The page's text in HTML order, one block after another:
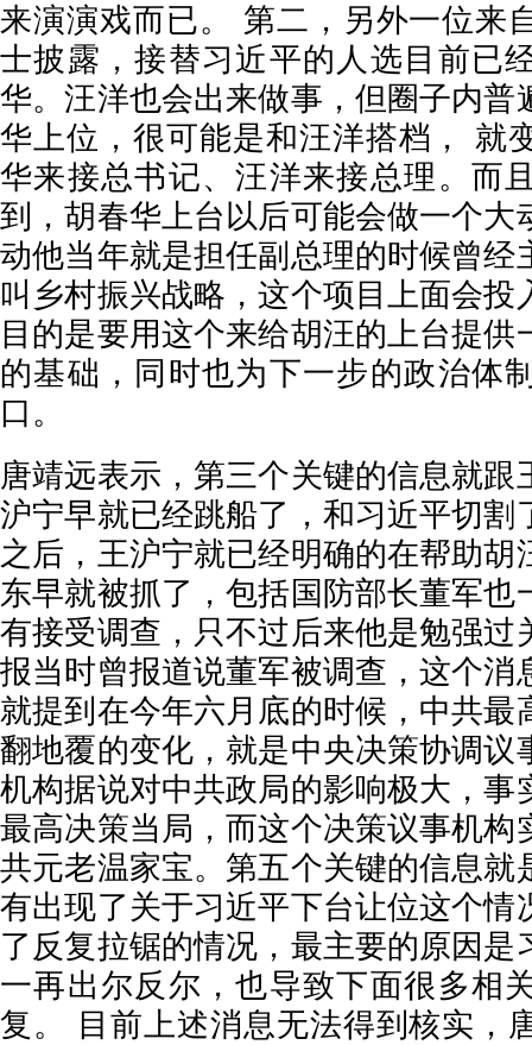
来演演戏而已。 第二，另外一位来
士披露，接替习近平的人选目前已
华。汪洋也会出来做事，但圈子内普
华上位，很可能是和汪洋搭档， 就
华来接总书记、汪洋来接总理。而
到，胡春华上台以后可能会做一个大
动他当年就是担任副总理的时候曾经
叫乡村振兴战略，这个项目上面会投
目的是要用这个来给胡汪的上台提供
的基础，同时也为下一步的政治体
口。
唐靖远表示，第三个关键的信息就跟
沪宁早就已经跳船了，和习近平切割
之后，王沪宁就已经明确的在帮助胡
东早就被抓了，包括国防部长董军也
有接受调查，只不过后来他是勉强过
报当时曾报道说董军被调查，这个消
就提到在今年六月底的时候，中共最
翻地覆的变化，就是中央决策协调议
机构据说对中共政局的影响极大，事
最高决策当局，而这个决策议事机构
共元老温家宝。第五个关键的信息就
有出现了关于习近平下台让位这个情
了反复拉锯的情况，最主要的原因是
一再出尔反尔，也导致下面很多相
复。 目前上述消息无法得到核实，